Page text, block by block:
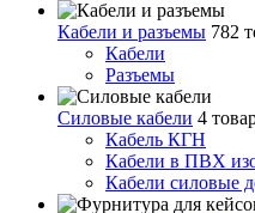
Кабели и разъемы 782
Кабели
Разъемы
Силовые кабели 4
Кабель КГН
Кабели в ПВХ
Кабели силовые